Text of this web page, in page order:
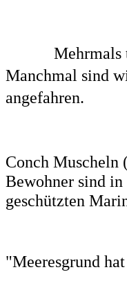
Mehrmals
Manchmal sind
angefahren.
Conch Muscheln
Bewohner sind in
geschützten
"Meeresgrund